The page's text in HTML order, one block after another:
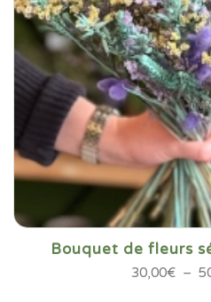
Bouquet de fleurs
30,00€ –